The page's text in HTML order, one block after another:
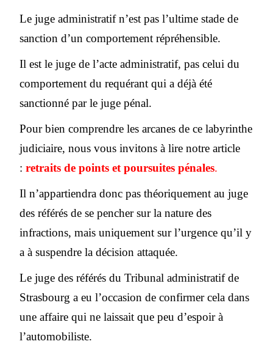
Le juge administratif n’est pas l’ultime stade de
sanction d’un comportement répréhensible.
Il est le juge de l’acte administratif, pas celui du
comportement du requérant qui a déjà été
sanctionné par le juge pénal.
Pour bien comprendre les arcanes de ce labyrinthe
judiciaire, nous vous invitons à lire notre article
: retraits de points et poursuites pénales.
Il n’appartiendra donc pas théoriquement au juge
des référés de se pencher sur la nature des
infractions, mais uniquement sur l’urgence qu’il y
a à suspendre la décision attaquée.
Le juge des référés du Tribunal administratif de
Strasbourg a eu l’occasion de confirmer cela dans
une affaire qui ne laissait que peu d’espoir à
l’automobiliste.